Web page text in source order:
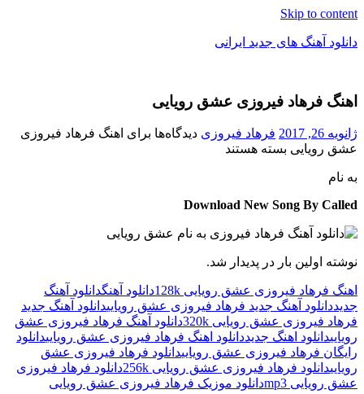
Skip to content
دانلود آهنگ های جدید ایرانی
فول
موزیک
اهنگ فرهاد فیروزی عشق رویایی
ژانویه 26, 2017 فرهاد فیروزی دیدگاه‌ها برای اهنگ فرهاد فیروزی
عشق رویایی بسته هستند
به نام
Download New Song By Called
نوشته اولین بار در پدیدار شد.
اهنگ فرهاد فیروزی عشق رویایی 128k دانلود آهنگدانلود آهنگ
جدیددانلود آهنگ جدید فرهاد فیروزی عشق رویاییدانلود آهنگ جدید
فرهاد فیروزی عشق رویایی 320k
دانلود آهنگ فرهاد فیروزی عشق
رویاییدانلود اهنگ جدیددانلود اهنگ فرهاد فیروزی عشق رویاییدانلود
رایگان فرهاد فیروزی عشق رویاییدانلود فرهاد فیروزی عشق
رویاییدانلود فرهاد فیروزی عشق رویایی 256k
دانلود فرهاد فیروزی
عشق رویایی mp3
دانلود موزیک فرهاد فیروزی عشق رویایی